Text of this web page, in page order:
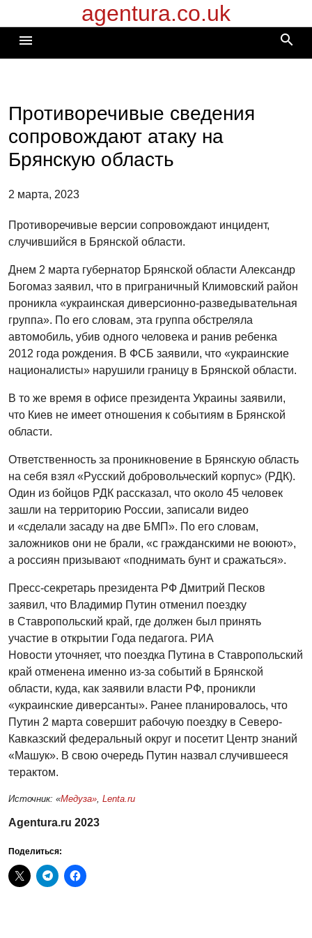
к
содержимому
agentura.co.uk
menu search
Противоречивые сведения
сопровождают атаку на
Брянскую область
2 марта, 2023
Противоречивые версии сопровождают инцидент,
случившийся в Брянской области.
Днем 2 марта губернатор Брянской области Александр
Богомаз заявил, что в приграничный Климовский район
проникла «украинская диверсионно-разведывательная
группа». По его словам, эта группа обстреляла
автомобиль, убив одного человека и ранив ребенка
2012 года рождения. В ФСБ заявили, что «украинские
националисты» нарушили границу в Брянской области.
В то же время в офисе президента Украины заявили,
что Киев не имеет отношения к событиям в Брянской
области.
Ответственность за проникновение в Брянскую область
на себя взял «Русский добровольческий корпус» (РДК).
Один из бойцов РДК рассказал, что около 45 человек
зашли на территорию России, записали видео
и «сделали засаду на две БМП». По его словам,
заложников они не брали, «с гражданскими не воюют»,
а россиян призывают «поднимать бунт и сражаться».
Пресс-секретарь президента РФ Дмитрий Песков
заявил, что Владимир Путин отменил поездку
в Ставропольский край, где должен был принять
участие в открытии Года педагога. РИА
Новости уточняет, что поездка Путина в Ставропольский
край отменена именно из-за событий в Брянской
области, куда, как заявили власти РФ, проникли
«украинские диверсанты». Ранее планировалось, что
Путин 2 марта совершит рабочую поездку в Северо-
Кавказский федеральный округ и посетит Центр знаний
«Машук». В свою очередь Путин назвал случившееся
терактом.
Источник: «Медуза», Lenta.ru
Agentura.ru 2023
Поделиться: